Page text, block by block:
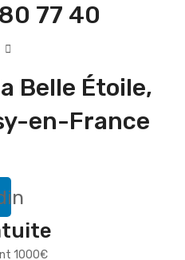
77 40
Belle Étoile,
en-France
1000€